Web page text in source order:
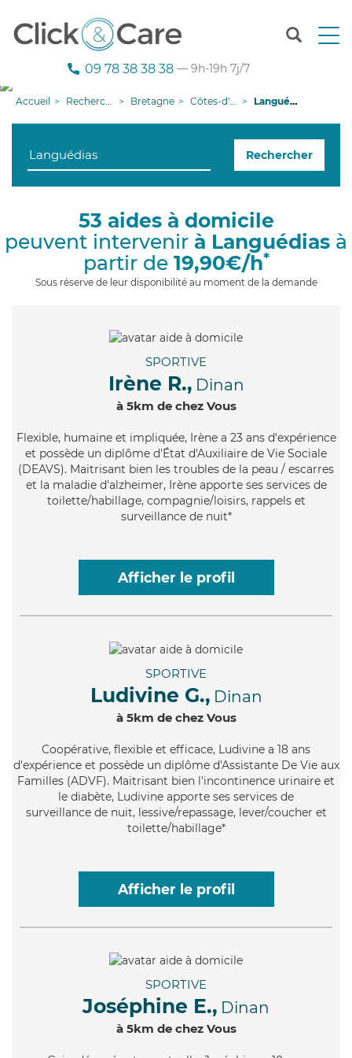
T
n
g
i
09 78 38 38 38 — 9h-19h 7j/7
Accueil Recherche aide à domicile Bretagne Côtes-d'armor Languédias
Rechercher
53 aides à domicile
peuvent intervenir à Languédias à
partir de 19,90€/h*
Sous réserve de leur disponibilité au moment de la demande
SPORTIVE
Irène R., Dinan
à 5km de chez Vous
Flexible, humaine et impliquée, Irène a 23 ans d'expérience
et possède un diplôme d'État d'Auxiliaire de Vie Sociale
(DEAVS). Maitrisant bien les troubles de la peau / escarres
et la maladie d'alzheimer, Irène apporte ses services de
toilette/habillage, compagnie/loisirs, rappels et
surveillance de nuit*
Afficher le profil
SPORTIVE
Ludivine G., Dinan
à 5km de chez Vous
Coopérative, flexible et efficace, Ludivine a 18 ans
d'expérience et possède un diplôme d'Assistante De Vie aux
Familles (ADVF). Maitrisant bien l'incontinence urinaire et
le diabète, Ludivine apporte ses services de
surveillance de nuit, lessive/repassage, lever/coucher et
toilette/habillage*
Afficher le profil
SPORTIVE
Joséphine E., Dinan
à 5km de chez Vous